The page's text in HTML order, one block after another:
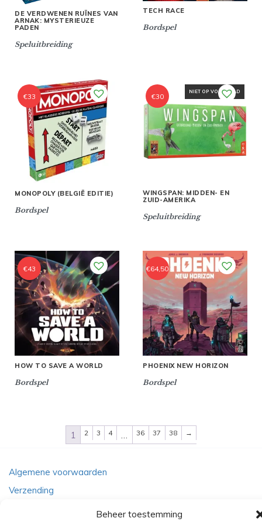
Beheer toestemming
DE VERDWENEN RUÏNES VAN
ARNAK: MYSTERIEUZE
PADEN
Speluitbreiding
TECH RACE
Bordspel
MONOPOLY (BELGIË EDITIE)
Bordspel
€33
NIET OP VOORRAAD
WINGSPAN: MIDDEN- EN
ZUID-AMERIKA
Speluitbreiding
€30
HOW TO SAVE A WORLD
Bordspel
€43
PHOENIX NEW HORIZON
Bordspel
€64,50
1 2 3 4 … 36 37 38 →
Algemene voorwaarden
Verzending